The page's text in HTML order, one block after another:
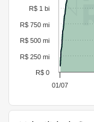
01/07
R$ 0
R$ 250 mi
R$ 500 mi
R$ 750 mi
R$ 1 bi